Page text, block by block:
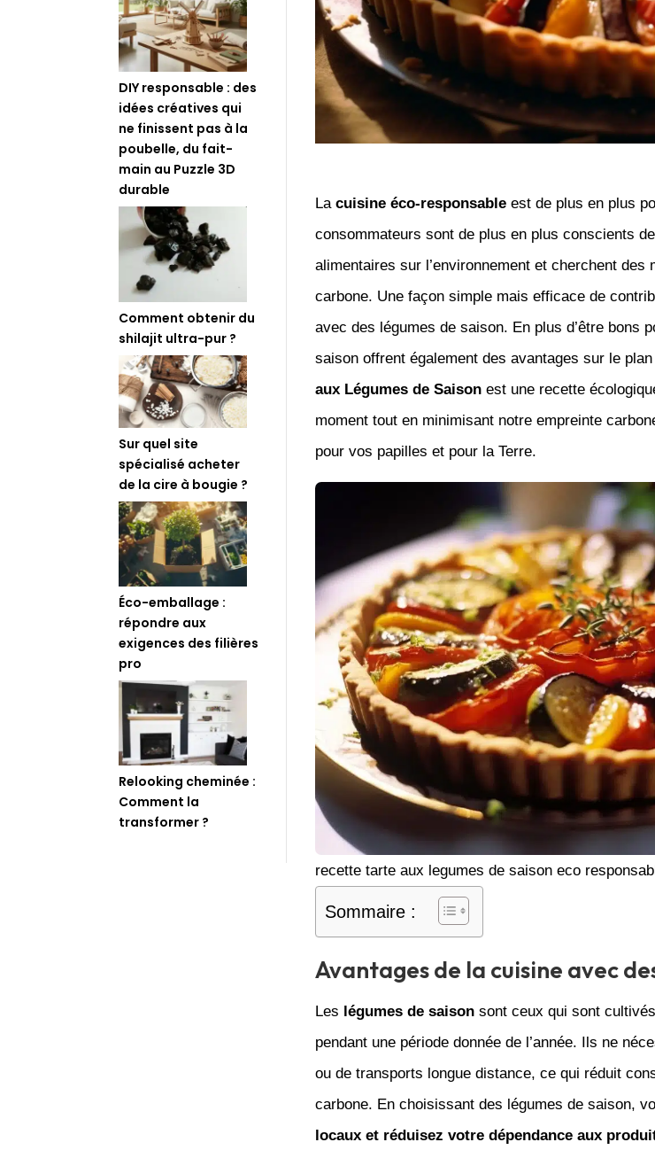
DIY responsable : des
idées créatives qui
ne finissent pas à la
poubelle, du fait-
main au Puzzle 3D
durable
Comment obtenir du
shilajit ultra-pur ?
Sur quel site
spécialisé acheter
de la cire à bougie ?
Éco-emballage :
répondre aux
exigences des filières
pro
Relooking cheminée :
Comment la
transformer ?
La cuisine éco-responsableest de plus en plus
consommateurs sont de plus en plus conscients
alimentaires sur l’environnement et cherchent des
carbone. Une façon simple mais efficace de
avec des légumes de saison. En plus d’être bons
saison offrent également des avantages sur le
aux Légumes de Saisonest une recette
moment tout en minimisant notre empreinte
pour vos papilles et pour la Terre.
recette tarte aux legumes de saison eco
Sommaire :
Avantages de la cuisine avec
Les légumes de saisonsont ceux qui sont
pendant une période donnée de l’année. Ils ne
ou de transports longue distance, ce qui réduit
carbone. En choisissant des légumes de saison,
locaux et réduisez votre dépendance aux